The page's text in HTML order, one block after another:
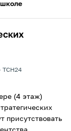
школе
ТСН24
(4 этаж)
присутствовать